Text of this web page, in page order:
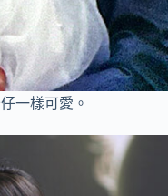
一樣可愛。